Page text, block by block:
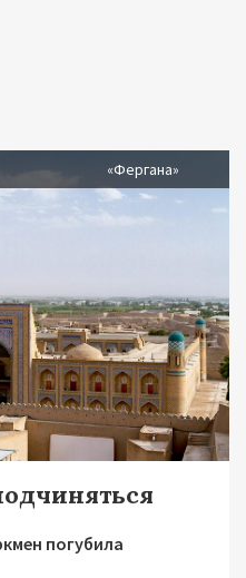
«Фергана»
погубила